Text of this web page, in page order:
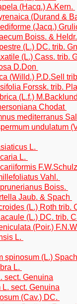
(Hacq.) A.Kern.
(Durand &
(Jacq.)
Boiss. &
(L.) DC. trib.
(L.) Cass. trib.
D.Don
(Willd.) P.D.Sell
Forssk. trib.
(L.f.)
Chodat
mediterranus
undulatum
L.
L.
Vahl.
Boiss.
Jaub. & Spach
(L.) Roth trib.
(L.) DC. trib.
(Poir.)
L.
spinosum (L.)
L.
sect. Genuina
sect. Genuina
(Cav.) DC.